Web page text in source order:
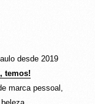
desde 2019
temos!
marca pessoal,